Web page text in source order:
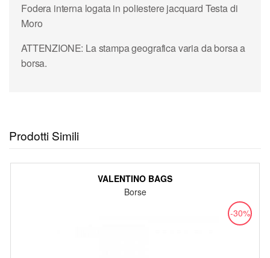
Fodera interna logata in poliestere jacquard Testa di
Moro
ATTENZIONE: La stampa geografica varia da borsa a
borsa.
Prodotti Simili
VALENTINO BAGS
Borse
-30%